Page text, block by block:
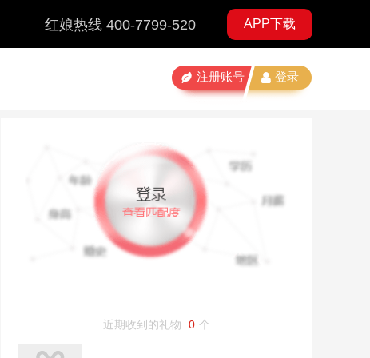
红娘热线 400-7799-520 APP下载
登录
注册账号
近期收到的礼物 0 个